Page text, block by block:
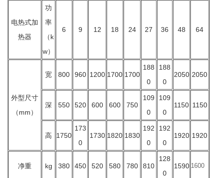
电热式加
热器
功
率
（k
w）
6 9 12 18 24 27 36 48 64
外型尺寸
（mm）
宽 800 960 1200 1700 1700
188
0
188
0
2050 2050
深 550 520 600 600 750
109
0
109
0
1150 1150
高 1750
173
0
1730 1820 1830
192
0
192
0
1920 1920
净重 kg 380 450 520 580 780 810
128
0
1590 1600